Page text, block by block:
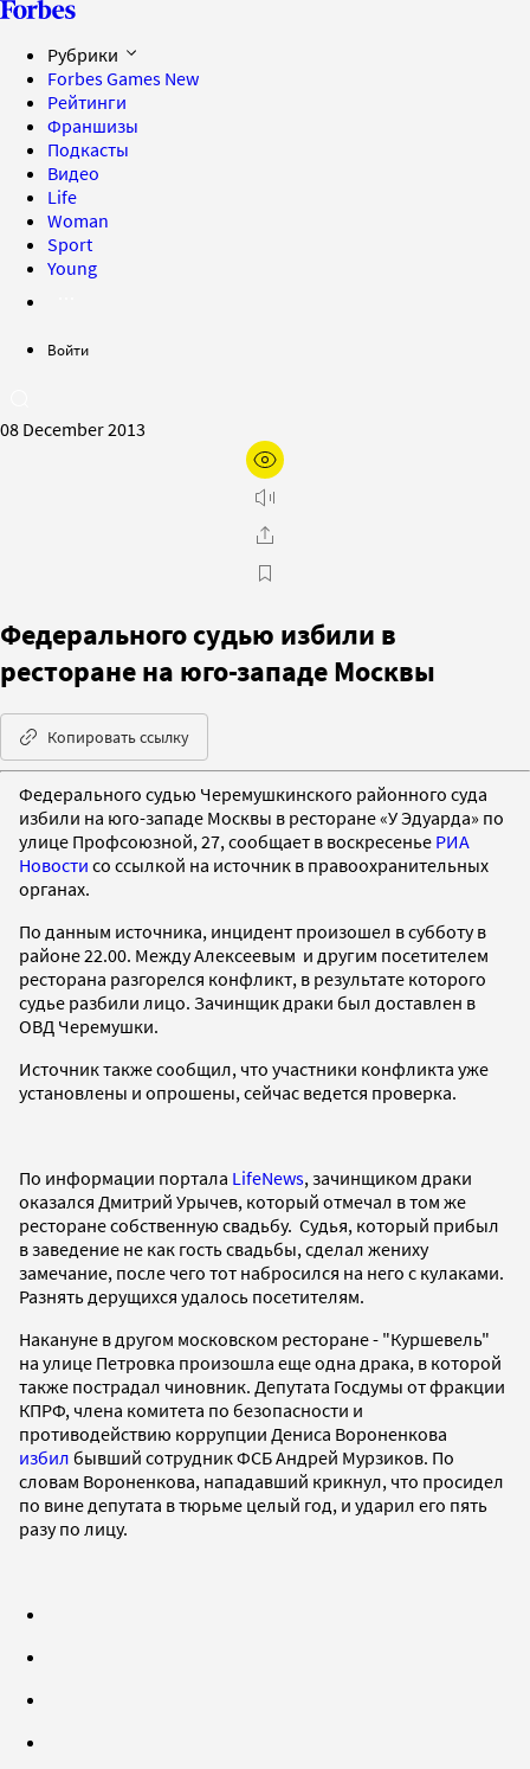
Рубрики
Forbes Games New
Рейтинги
Франшизы
Подкасты
Видео
Life
Woman
Sport
Young
Войти
08 December 2013
Федерального судью избили в
ресторане на юго-западе Москвы
Копировать ссылку
Федерального судью Черемушкинского районного суда
избили на юго-западе Москвы в ресторане «У Эдуарда» по
улице Профсоюзной, 27, сообщает в воскресенье РИА
Новости со ссылкой на источник в правоохранительных
органах.
По данным источника, инцидент произошел в субботу в
районе 22.00. Между Алексеевым и другим посетителем
ресторана разгорелся конфликт, в результате которого
судье разбили лицо. Зачинщик драки был доставлен в
ОВД Черемушки.
Источник также сообщил, что участники конфликта уже
установлены и опрошены, сейчас ведется проверка.
По информации портала LifeNews, зачинщиком драки
оказался Дмитрий Урычев, который отмечал в том же
ресторане собственную свадьбу. Судья, который прибыл
в заведение не как гость свадьбы, сделал жениху
замечание, после чего тот набросился на него с кулаками.
Разнять дерущихся удалось посетителям.
Накануне в другом московском ресторане - "Куршевель"
на улице Петровка произошла еще одна драка, в которой
также пострадал чиновник. Депутата Госдумы от фракции
КПРФ, члена комитета по безопасности и
противодействию коррупции Дениса Вороненкова
избил бывший сотрудник ФСБ Андрей Мурзиков. По
словам Вороненкова, нападавший крикнул, что просидел
по вине депутата в тюрьме целый год, и ударил его пять
разу по лицу.